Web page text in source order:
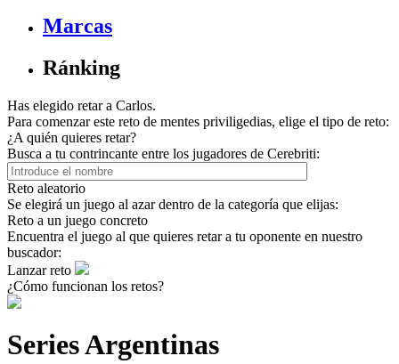
Marcas
Ránking
Has elegido retar a Carlos.
Para comenzar este reto de mentes priviligedias, elige el tipo de reto:
¿A quién quieres retar?
Busca a tu contrincante entre los jugadores de Cerebriti:
Reto aleatorio
Se elegirá un juego al azar dentro de la categoría que elijas:
Reto a un juego concreto
Encuentra el juego al que quieres retar a tu oponente en nuestro
buscador:
Lanzar reto
¿Cómo funcionan los retos?
Series Argentinas